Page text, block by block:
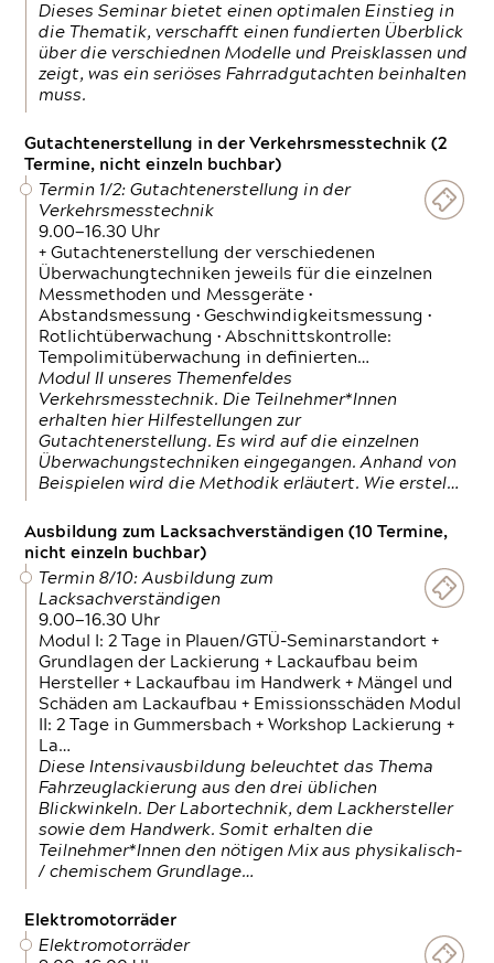
Dieses Seminar bietet einen optimalen Einstieg in
die Thematik, verschafft einen fundierten Überblick
über die verschiednen Modelle und Preisklassen und
zeigt, was ein seriöses Fahrradgutachten beinhalten
muss.
Gutachtenerstellung in der Verkehrsmesstechnik (2
Termine, nicht einzeln buchbar)
Termin 1/2: Gutachtenerstellung in der
Verkehrsmesstechnik
9.00—16.30 Uhr
+ Gutachtenerstellung der verschiedenen
Überwachungtechniken jeweils für die einzelnen
Messmethoden und Messgeräte •
Abstandsmessung • Geschwindigkeitsmessung •
Rotlichtüberwachung • Abschnittskontrolle:
Tempolimitüberwachung in definierten…
Modul II unseres Themenfeldes
Verkehrsmesstechnik. Die Teilnehmer*Innen
erhalten hier Hilfestellungen zur
Gutachtenerstellung. Es wird auf die einzelnen
Überwachungstechniken eingegangen. Anhand von
Beispielen wird die Methodik erläutert. Wie erstel…
Ausbildung zum Lacksachverständigen (10 Termine,
nicht einzeln buchbar)
Termin 8/10: Ausbildung zum
Lacksachverständigen
9.00—16.30 Uhr
Modul I: 2 Tage in Plauen/GTÜ-Seminarstandort +
Grundlagen der Lackierung + Lackaufbau beim
Hersteller + Lackaufbau im Handwerk + Mängel und
Schäden am Lackaufbau + Emissionsschäden Modul
II: 2 Tage in Gummersbach + Workshop Lackierung +
La…
Diese Intensivausbildung beleuchtet das Thema
Fahrzeuglackierung aus den drei üblichen
Blickwinkeln. Der Labortechnik, dem Lackhersteller
sowie dem Handwerk. Somit erhalten die
Teilnehmer*Innen den nötigen Mix aus physikalisch-
/ chemischem Grundlage…
Elektromotorräder
Elektromotorräder